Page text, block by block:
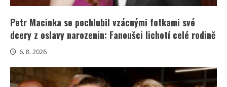
Petr Macinka se pochlubil vzácnými fotkami své
dcery z oslavy narozenin: Fanoušci lichotí celé rodině
6. 8. 2026